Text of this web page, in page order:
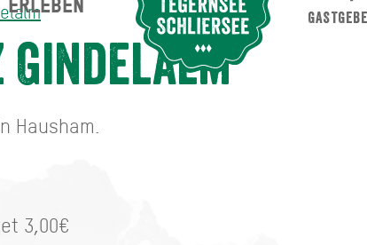
Hausham.
3,00€
ERLEBEN
Suche abschicken